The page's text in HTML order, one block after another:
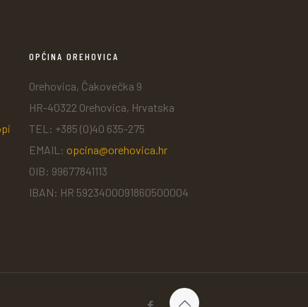
OPĆINA OREHOVICA
Orehovica, Čakovečka 9
HR-40322 Orehovica, Hrvatska
TEL: +385 (0)40 635-275
EMAIL: opcina@orehovica.hr
OIB: 99677841113
IBAN: HR 5923400091860500004